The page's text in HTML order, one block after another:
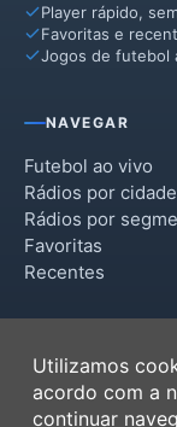
Player rápido,
Favoritas e
Jogos de futebol
NAVEGAR
Futebol ao vivo
Rádios por cidade
Rádios por
Favoritas
Recentes
Termos de Uso
Política de
Utilizamos
acordo com a
continuar